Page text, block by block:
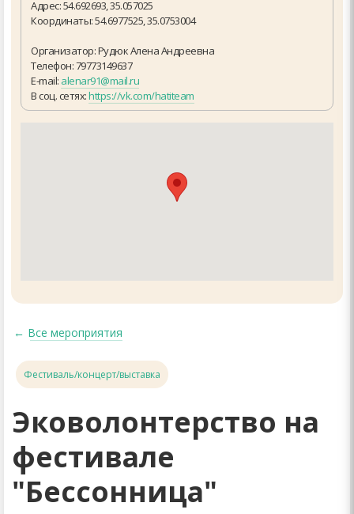
← Все мероприятия
Фестиваль/концерт/выставка
Эковолонтерство на
фестивале
"Бессонница"
Адрес: 54.692693, 35.057025
Координаты: 54.6977525, 35.0753004
Организатор: Рудюк Алена Андреевна
Телефон: 79773149637
E-mail: alenar91@mail.ru
В соц. сетях:https://vk.com/hatiteam